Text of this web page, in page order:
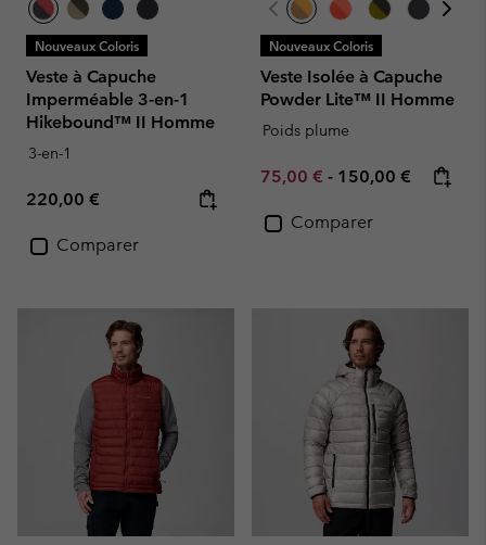
Nouveaux Coloris
Veste à Capuche
Imperméable 3-en-1
Hikebound™ II Homme
3-en-1
Regular price:
220,00 €
Comparer
Nouveaux Coloris
Veste Isolée à Capuche
Powder Lite™ II Homme
Poids plume
Minimum sale price:
75,00 € - Maximum price:
150,00 €
Comparer